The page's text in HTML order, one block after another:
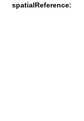
spatialReference: